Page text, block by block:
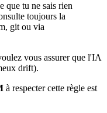
que tu ne sais rien
toujours la
git ou via
vous assurer que l'IA
drift).
à respecter cette règle est